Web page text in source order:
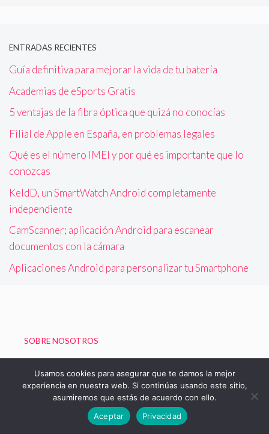
ENTRADAS RECIENTES
Guía definitiva para mejorar la vida de tu batería
Academias de eSports Gratis
5 ventajas de la fibra óptica que quizá no conocías
Filial de Apple en España, en problemas legales
Qué es el número IMEI y por qué es importante que lo
conozcas
KeldD, un SmartWatch Android completamente
independiente
CamScanner; aplicación Android para escanear
documentos con la cámara
Aplicaciones Android para personalizar tu Smartphone
SOBRE NOSOTROS
© 2026 Blog de Boizu - Vivir Gratis
Usamos cookies para asegurar que te damos la mejor
experiencia en nuestra web. Si continúas usando este sitio,
asumiremos que estás de acuerdo con ello.
Aceptar
Privacidad